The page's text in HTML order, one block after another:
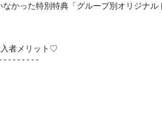
なかった特別特典「グループ別オリジナル
者メリット♡
- - - - - - - -